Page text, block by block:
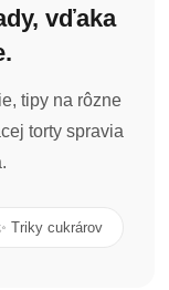
vďaka
tipy na rôzne
torty spravia
Triky cukrárov